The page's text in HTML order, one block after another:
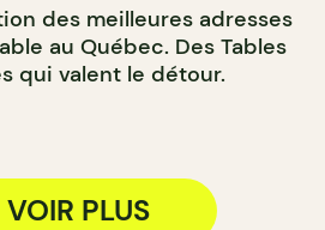
des meilleures adresses
au Québec. Des Tables
qui valent le détour.
VOIR PLUS